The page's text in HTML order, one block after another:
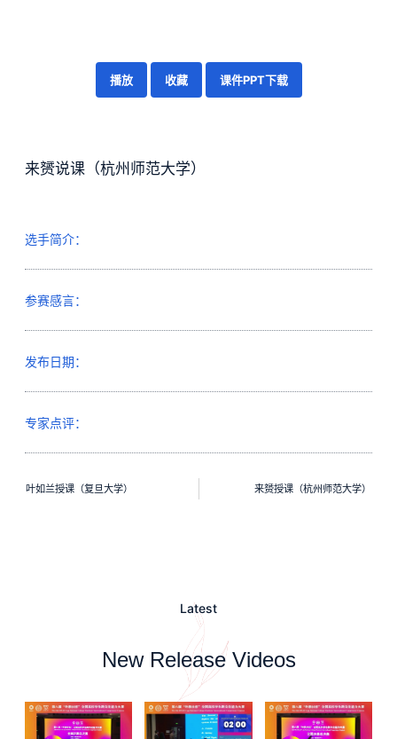
播放 收藏 课件PPT下载
来赟说课（杭州师范大学）
选手简介：
参赛感言：
发布日期：
专家点评：
叶如兰授课（复旦大学） 来赟授课（杭州师范大学）
Latest
New Release Videos